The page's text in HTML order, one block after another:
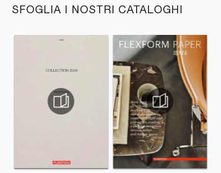
SFOGLIA I NOSTRI CATALOGHI